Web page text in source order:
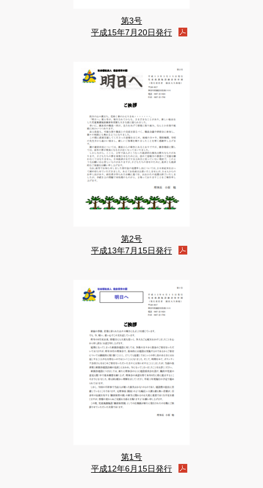
第3号
平成15年7月20日発行
第2号
平成13年7月15日発行
第1号
平成12年6月15日発行